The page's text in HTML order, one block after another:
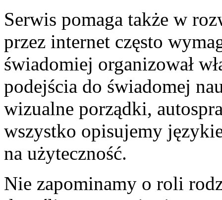
Serwis pomaga także w
przez internet często
świadomiej organizował
podejścia do świadomej
wizualne porządki,
wszystko opisujemy
na użyteczność.
Nie zapominamy o roli